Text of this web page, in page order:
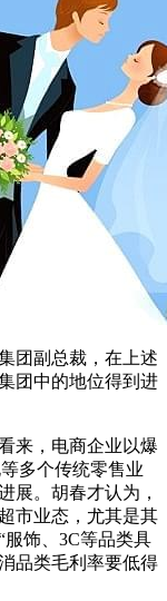
团副总裁，在上述
团中的地位得到进
来，电商企业以爆
多个传统零售业
展。胡春才认为，
市业态，尤其是其
饰、3C等品类具
品类毛利率要低得